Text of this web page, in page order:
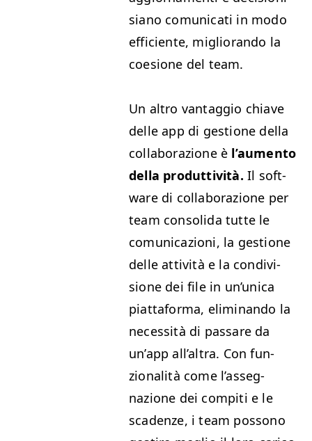
siano comu­ni­cati in modo
effi­ciente, miglio­ran­do la
coe­sione del team.
Un altro van­tag­gio chi­ave
delle app di ges­tione del­la
col­lab­o­razione è l’au­men­to
del­la pro­dut­tiv­ità. Il soft­
ware di col­lab­o­razione per
team con­sol­i­da tutte le
comu­ni­cazioni, la ges­tione
delle attiv­ità e la con­di­vi­
sione dei file in un’u­ni­ca
piattafor­ma, elim­i­nan­do la
neces­sità di pas­sare da
un’app all’al­tra. Con fun­
zion­al­ità come l’asseg­
nazione dei com­pi­ti e le
sca­den­ze, i team pos­sono